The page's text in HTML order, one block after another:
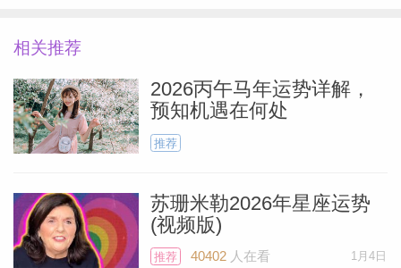
日期你可能有共鸣，这取决于哪几个日期触
及了你的出生太阳、本命月亮、或星盘中其
他本命行星。
14日（天秤座）
2024年3月24日（天秤座），2024年4月8
相关推荐
2026丙午马年运势详解，
预知机遇在何处
推荐
苏珊米勒2026年星座运势
(视频版)
推荐 40402人在看 1月4日